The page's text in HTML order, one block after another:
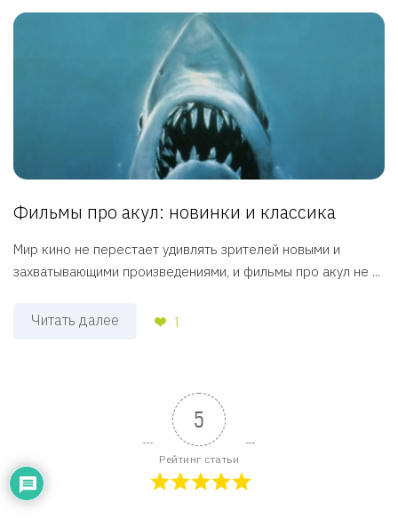
Фильмы про акул: новинки и классика
Мир кино не перестает удивлять зрителей новыми и
захватывающими произведениями, и фильмы про акул не ...
Читать далее 1
5
Рейтинг статьи